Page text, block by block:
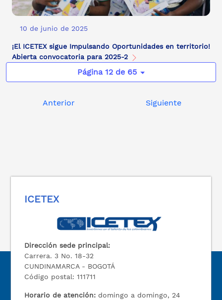
10 de junio de 2025
¡El ICETEX sigue Impulsando Oportunidades en territorio!
Abierta convocatoria para 2025-2
Página 12 de 65
Anterior Siguiente
ICETEX
Dirección sede principal:
Carrera. 3 No. 18-32
CUNDINAMARCA - BOGOTÁ
Código postal: 111711
Horario de atención: domingo a domingo, 24